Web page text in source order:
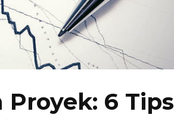
6 Tips